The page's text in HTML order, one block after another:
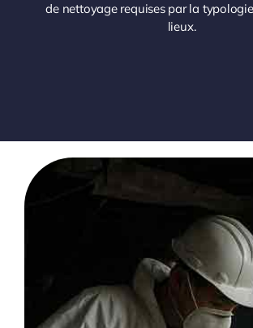
de nettoyage requises par la typologie
lieux.